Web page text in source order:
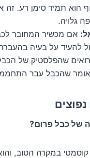
הוא תמיד סימן רע. זה
גלויה.
אם מכשיר המחובר
להעיד על בעיה
שהפלסטיק של
שהכבל עבר
של כבל פרום?
במקרה הטוב,